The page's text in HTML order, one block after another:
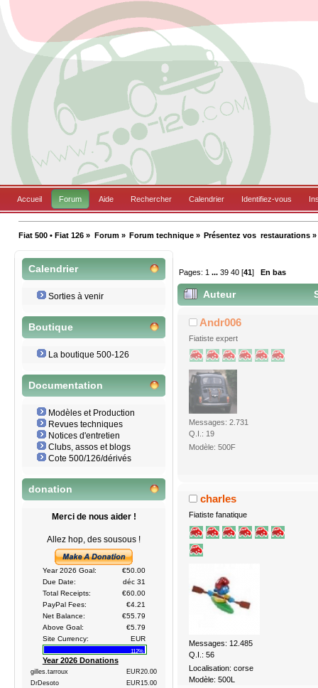
Accueil Forum Aide Rechercher Calendrier Identifiez-vous
Fiat 500 • Fiat 126 » Forum» Forum technique» Présentez vos  restaurations »
Calendrier
Sorties à venir
Boutique
La boutique 500-126
Documentation
Modèles et Production
Revues techniques
Notices d'entretien
Clubs, assos et blogs
Cote 500/126/dérivés
donation
Merci de nous aider !
Allez hop, des sousous !
Year 2026 Goal:
€50.00
Due Date:
déc 31
Total Receipts:
€60.00
PayPal Fees:
€4.21
Net Balance:
€55.79
Above Goal:
€5.79
Site Currency:
EUR
112%
Year 2026 Donations
gilles.tarroux
EUR20.00
DrDesoto
EUR15.00
Pages: 1 ...39 40 [41] En bas
Auteur
Andr006
Fiatiste expert
Messages: 2.731
Q.I.: 19
Modèle: 500F
charles
Fiatiste fanatique
Messages: 12.485
Q.I.: 56
Localisation: corse
Modèle: 500L